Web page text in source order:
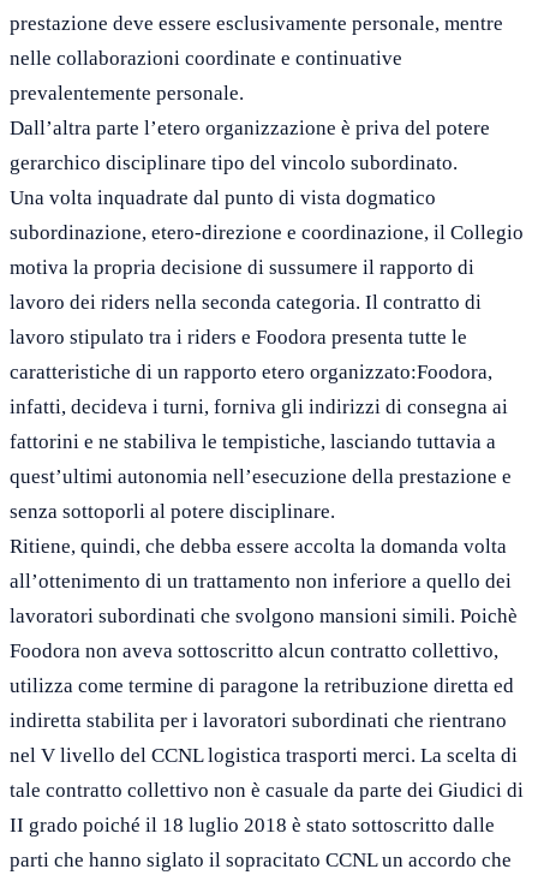
prestazione deve essere esclusivamente personale, mentre
nelle collaborazioni coordinate e continuative
prevalentemente personale.
Dall’altra parte l’etero organizzazione è priva del potere
gerarchico disciplinare tipo del vincolo subordinato.
Una volta inquadrate dal punto di vista dogmatico
subordinazione, etero-direzione e coordinazione, il Collegio
motiva la propria decisione di sussumere il rapporto di
lavoro dei riders nella seconda categoria. Il contratto di
lavoro stipulato tra i riders e Foodora presenta tutte le
caratteristiche di un rapporto etero organizzato:Foodora,
infatti, decideva i turni, forniva gli indirizzi di consegna ai
fattorini e ne stabiliva le tempistiche, lasciando tuttavia a
quest’ultimi autonomia nell’esecuzione della prestazione e
senza sottoporli al potere disciplinare.
Ritiene, quindi, che debba essere accolta la domanda volta
all’ottenimento di un trattamento non inferiore a quello dei
lavoratori subordinati che svolgono mansioni simili. Poichè
Foodora non aveva sottoscritto alcun contratto collettivo,
utilizza come termine di paragone la retribuzione diretta ed
indiretta stabilita per i lavoratori subordinati che rientrano
nel V livello del CCNL logistica trasporti merci. La scelta di
tale contratto collettivo non è casuale da parte dei Giudici di
II grado poiché il 18 luglio 2018 è stato sottoscritto dalle
parti che hanno siglato il sopracitato CCNL un accordo che